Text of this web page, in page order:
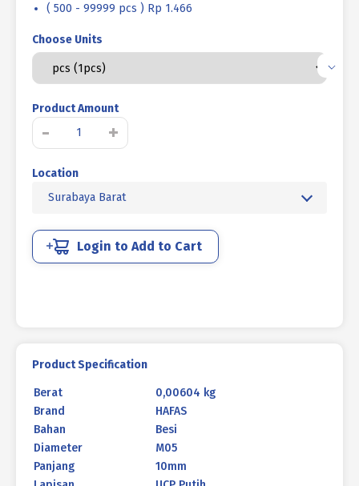
( 500 - 99999 pcs ) Rp 1.466
Choose Units
Product Amount
-
Kuantitas
/
BAUT
UCP
PUTIH
+
Location
Surabaya Barat
Login to Add to Cart
Product Specification
Berat
0,00604 kg
Brand
HAFAS
Bahan
Besi
Diameter
M05
Panjang
10mm